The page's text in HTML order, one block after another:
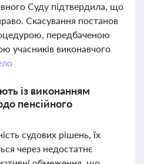
Суду підтвердила, що
Скасування постанов
передбаченою
учасників виконавчого
із виконанням
пенсійного
судових рішень, їх
через недостатнє